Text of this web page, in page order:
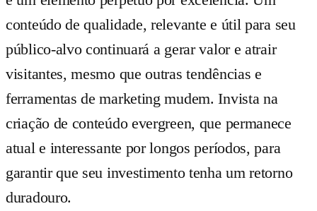
conteúdo de qualidade, relevante e útil para seu
público-alvo continuará a gerar valor e atrair
visitantes, mesmo que outras tendências e
ferramentas de marketing mudem. Invista na
criação de conteúdo evergreen, que permanece
atual e interessante por longos períodos, para
garantir que seu investimento tenha um retorno
duradouro.